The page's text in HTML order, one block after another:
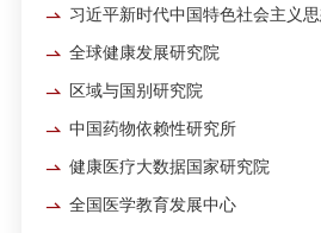
习近平新时代中国特色社会主义
全球健康发展研究院
区域与国别研究院
中国药物依赖性研究所
健康医疗大数据国家研究院
全国医学教育发展中心